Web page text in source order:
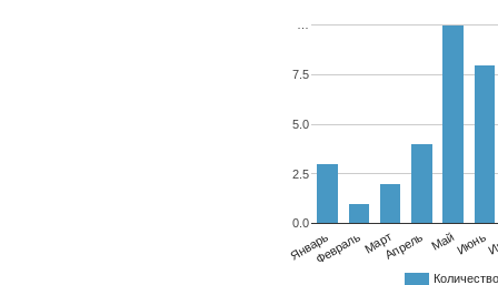
ЯнварьФевральМартАпрель МайИюнь
0.0
2.5
5.0
7.5